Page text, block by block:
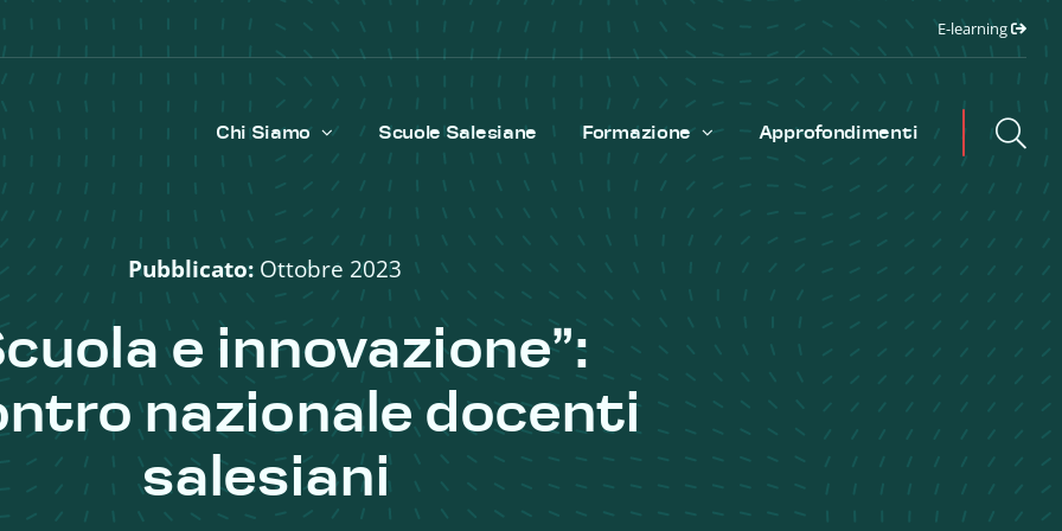
E-learning
Chi Siamo Scuole Salesiane Formazione Approfondimenti
Pubblicato: Ottobre 2023
e innovazione”:
nazionale docenti
salesiani